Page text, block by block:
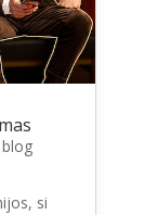
blog
si